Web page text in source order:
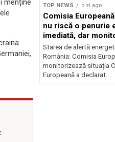
menține
TOP NEWS o zi ago
Comisia
nu riscă o penurie
imediată, dar
situația
Starea de alertă
România: Comisia
monitorizează situația
Europeană a declarat...